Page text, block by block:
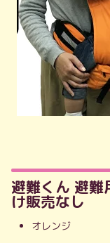
避難くん 避
け販売なし
オレンジ